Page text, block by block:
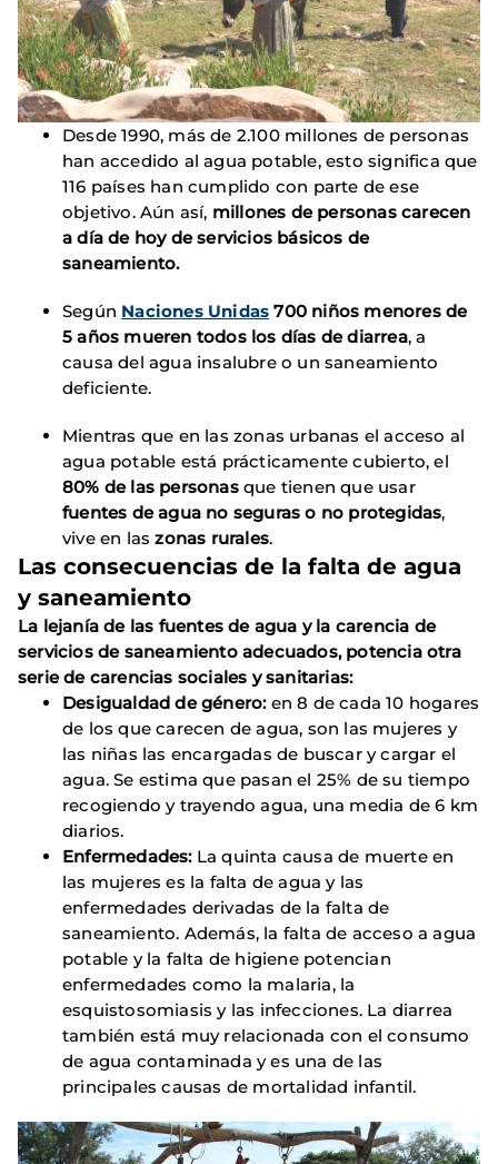
Desde 1990, más de 2.100 millones de personas
han accedido al agua potable, esto significa que
116 países han cumplido con parte de ese
objetivo. Aún así, millones de personas carecen
a día de hoy de servicios básicos de
saneamiento.
Según Naciones Unidas 700 niños menores de
5 años mueren todos los días de diarrea, a
causa del agua insalubre o un saneamiento
deficiente.
Mientras que en las zonas urbanas el acceso al
agua potable está prácticamente cubierto, el
80% de las personasque tienen que usar
fuentes de agua no seguras o no protegidas,
vive en laszonas rurales.
Las consecuencias de la falta de agua
y saneamiento
La lejanía de las fuentes de agua y la carencia de
servicios de saneamiento adecuados, potencia otra
serie de carencias sociales y sanitarias:
Desigualdad de género:en 8 de cada 10 hogares
de los que carecen de agua, son las mujeres y
las niñas las encargadas de buscar y cargar el
agua. Se estima que pasan el 25% de su tiempo
recogiendo y trayendo agua, una media de 6 km
diarios.
Enfermedades: La quinta causa de muerte en
las mujeres es la falta de agua y las
enfermedades derivadas de la falta de
saneamiento. Además, la falta de acceso a agua
potable y la falta de higiene potencian
enfermedades como la malaria, la
esquistosomiasis y las infecciones. La diarrea
también está muy relacionada con el consumo
de agua contaminada y es una de las
principales causas de mortalidad infantil.